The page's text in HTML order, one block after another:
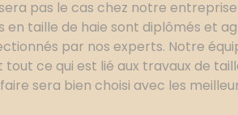
pas le cas chez notre entreprise
en taille de haie sont diplômés et
par nos experts. Notre
ce qui est lié aux travaux de
sera bien choisi avec les